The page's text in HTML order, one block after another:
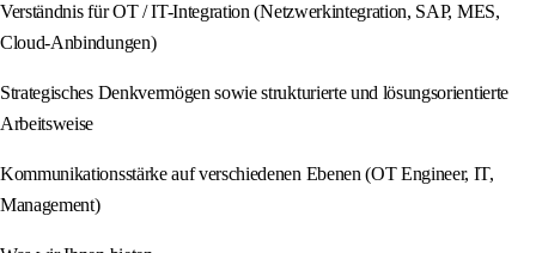
Verständnis für OT / IT-Integration (Netzwerkintegration, SAP, MES,
Cloud-Anbindungen)
Strategisches Denkvermögen sowie strukturierte und lösungsorientierte
Arbeitsweise
Kommunikationsstärke auf verschiedenen Ebenen (OT Engineer, IT,
Management)